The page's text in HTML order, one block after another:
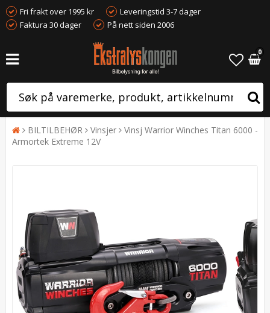
Fri frakt over 1995 kr
Leveringstid 3-7 dager
Faktura 30 dager
På nett siden 2006
0
BILTILBEHØR Vinsjer
Vinsj Warrior Winches Titan 6000 -
Armortek Extreme 12V